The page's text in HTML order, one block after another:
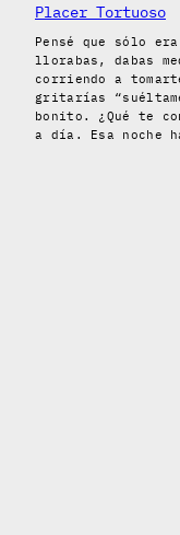
Placer Tortuoso
Pensé que sólo
llorabas, dabas
corriendo a
gritarías
bonito. ¿Qué te
a día. Esa noche